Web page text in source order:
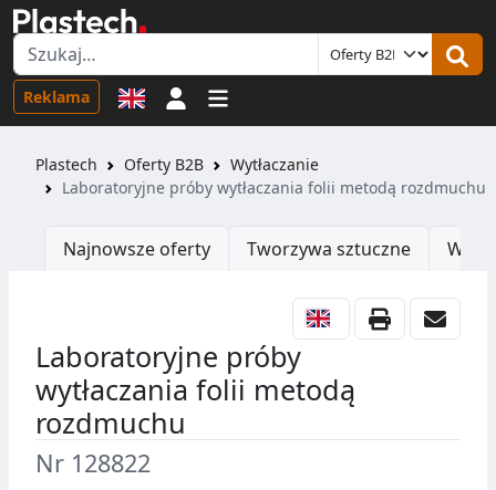
Reklama Logowanie
Plastech Oferty B2B
Wytłaczanie
Laboratoryjne próby wytłaczania folii metodą rozdmuchu
Najnowsze oferty Tworzywa sztuczne
Laboratoryjne próby
wytłaczania folii metodą
rozdmuchu
Nr 128822